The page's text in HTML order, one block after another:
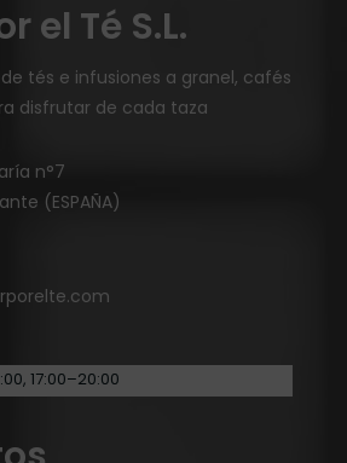
el Té S.L.
tés e infusiones a granel, cafés
disfrutar de cada taza
n°7
(ESPAÑA)
17:00–20:00